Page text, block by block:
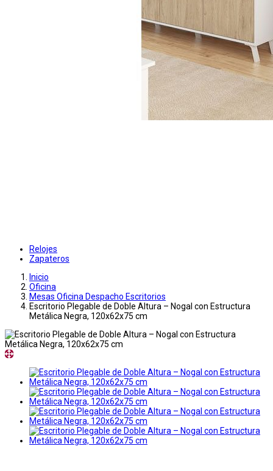
Relojes
Zapateros
Inicio
Oficina
Mesas Oficina Despacho Escritorios
Escritorio Plegable de Doble Altura – Nogal con Estructura
Metálica Negra, 120x62x75 cm